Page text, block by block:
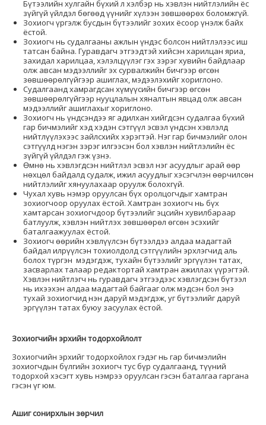
Бүтээлийн хулгайн бүхий л хэлбэр нь хэвлэн нийтлэлийн ёс
зүйгүй үйлдэл бөгөөд үүнийг хүлээн зөвшөөрөх боломжгүй.
Зохиогч үргэлж бусдын бүтээлийг зохих ёсоор үнэлж байх
ёстой.
Зохиогч нь судалгааны ажлын үндэс болсон нийтлэлээс иш
татсан байна. Гуравдагч этгээдтэй хийсэн харилцан яриа,
захидал харилцаа, хэлэлцүүлэг гэх зэрэг хувийн байдлаар
олж авсан мэдээллийг эх сурвалжийн бичгээр өгсөн
зөвшөөрөлгүйгээр ашиглах, мэдээлэхийг хориглоно.
Судалгаанд хамрагдсан хүмүүсийн бичгээр өгсөн
зөвшөөрөлгүйгээр нууцлалын хяналтын явцад олж авсан
мэдээллийг ашиглахыг хориглоно.
Зохиогч нь үндсэндээ яг адилхан хийгдсэн судалгаа бүхий
гар бичмэлийг хэд хэдэн сэтгүүл эсвэл үндсэн хэвлэлд
нийтлүүлэхээс зайлсхийх хэрэгтэй. Нэг гар бичмэлийг олон
сэтгүүлд нэгэн зэрэг илгээсэн бол хэвлэн нийтлэлийн ёс
зүйгүй үйлдэл гэж үзнэ.
Өмнө нь хэвлэгдсэн нийтлэл эсвэл нэг асуудлыг арай өөр
нөхцөл байдалд судалж, ижил асуудлыг хэсэгчлэн өөрчилсөн
нийтлэлийг хянуулахаар оруулж болохгүй.
Чухал хувь нэмэр оруулсан бүх оролцогчдыг хамтран
зохиогчоор оруулах ёстой. Хамтран зохиогч нь бүх
хамтарсан зохиогчдоор бүтээлийг эцсийн хувилбараар
батлуулж, хэвлэн нийтлэх зөвшөөрөл өгсөн эсэхийг
баталгаажуулах ёстой.
Зохиогч өөрийн хэвлүүлсэн бүтээлдээ алдаа мадагтай
байдал илрүүлсэн тохиолдолд сэтгүүлийн эрхлэгчид аль
болох түргэн мэдэгдэж, тухайн бүтээлийг эргүүлэн татах,
засварлах талаар редактортай хамтран ажиллах үүрэгтэй.
Хэвлэн нийтлэгч нь гуравдагч этгээдээс хэвлэгдсэн бүтээл
нь ихээхэн алдаа мадагтай байгааг олж мэдсэн бол энэ
тухай зохиогчид нэн даруй мэдэгдэж, уг бүтээлийг даруй
эргүүлэн татах буюу засуулах ёстой.
Зохиогчийн эрхийн тодорхойлолт
Зохиогчийн эрхийг тодорхойлох гэдэг нь гар бичмэлийн
зохиогчдын бүлгийн зохиогч тус бүр судалгаанд, түүний
тодорхой хэсэгт хувь нэмрээ оруулсан гэсэн баталгаа гаргана
гэсэн үг юм.
Ашиг сонирхлын зөрчил